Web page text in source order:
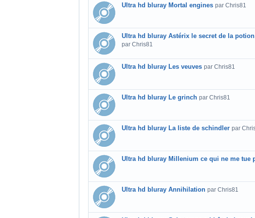
Ultra hd bluray Mortal engines par Chris81
Ultra hd bluray Astérix le secret de la
par Chris81
Ultra hd bluray Les veuves par Chris81
Ultra hd bluray Le grinch par Chris81
Ultra hd bluray La liste de schindler par
Ultra hd bluray Millenium ce qui ne me tue
Ultra hd bluray Annihilation par Chris81